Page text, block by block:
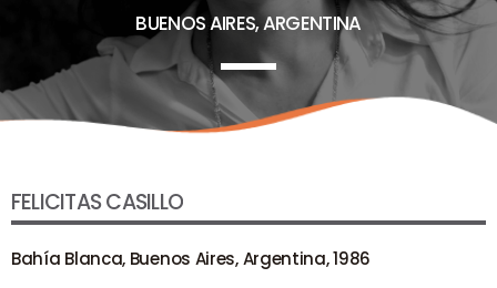
BUENOS AIRES, ARGENTINA
FELICITAS CASILLO
Bahía Blanca, Buenos Aires, Argentina, 1986